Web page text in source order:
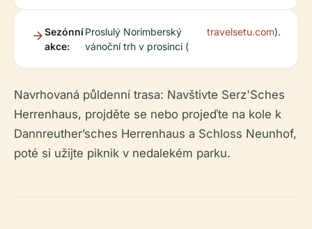
Sezónní
akce:
Proslulý Norimberský
vánoční trh v prosinci (
travelsetu.com).
Navrhovaná půldenní trasa: Navštivte Serz'Sches
Herrenhaus, projděte se nebo projeďte na kole k
Dannreuther’sches Herrenhaus a Schloss Neunhof,
poté si užijte piknik v nedalekém parku.